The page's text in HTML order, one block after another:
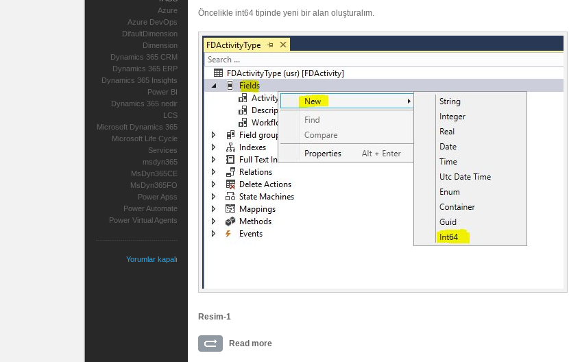
Öncelikle int64 tipinde yeni bir alan oluşturalım.
Resim-1
Read more
Azure
Azure DevOps
DifaultDimension
Dimension
Dynamics 365 CRM
Dynamics 365 ERP
Dynamics 365 Insights
Power BI
Dynamics 365 nedir
LCS
Microsoft Dynamics 365
Microsoft Life Cycle
Services
msdyn365
MsDyn365CE
MsDyn365FO
Power Apss
Power Automate
Power Virtual Agents
Yorumlar kapalı